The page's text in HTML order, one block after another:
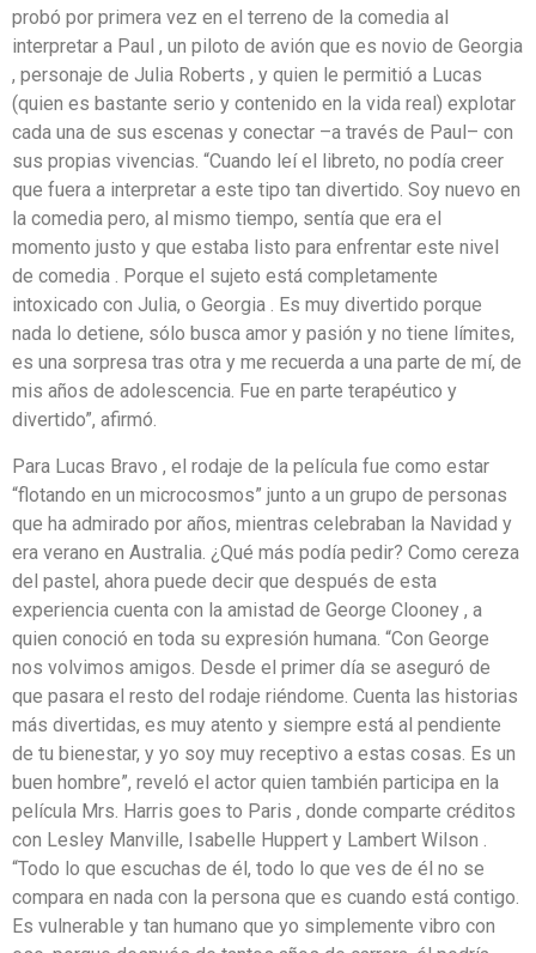
probó por primera vez en el terreno de la comedia al
interpretar a Paul , un piloto de avión que es novio de Georgia
, personaje de Julia Roberts , y quien le permitió a Lucas
(quien es bastante serio y contenido en la vida real) explotar
cada una de sus escenas y conectar –a través de Paul– con
sus propias vivencias. “Cuando leí el libreto, no podía creer
que fuera a interpretar a este tipo tan divertido. Soy nuevo en
la comedia pero, al mismo tiempo, sentía que era el
momento justo y que estaba listo para enfrentar este nivel
de comedia . Porque el sujeto está completamente
intoxicado con Julia, o Georgia . Es muy divertido porque
nada lo detiene, sólo busca amor y pasión y no tiene límites,
es una sorpresa tras otra y me recuerda a una parte de mí, de
mis años de adolescencia. Fue en parte terapéutico y
divertido”, afirmó.
Para Lucas Bravo , el rodaje de la película fue como estar
“flotando en un microcosmos” junto a un grupo de personas
que ha admirado por años, mientras celebraban la Navidad y
era verano en Australia. ¿Qué más podía pedir? Como cereza
del pastel, ahora puede decir que después de esta
experiencia cuenta con la amistad de George Clooney , a
quien conoció en toda su expresión humana. “Con George
nos volvimos amigos. Desde el primer día se aseguró de
que pasara el resto del rodaje riéndome. Cuenta las historias
más divertidas, es muy atento y siempre está al pendiente
de tu bienestar, y yo soy muy receptivo a estas cosas. Es un
buen hombre”, reveló el actor quien también participa en la
película Mrs. Harris goes to Paris , donde comparte créditos
con Lesley Manville, Isabelle Huppert y Lambert Wilson .
“Todo lo que escuchas de él, todo lo que ves de él no se
compara en nada con la persona que es cuando está contigo.
Es vulnerable y tan humano que yo simplemente vibro con